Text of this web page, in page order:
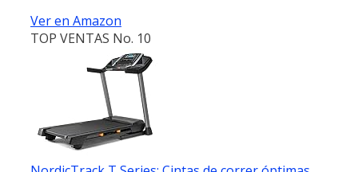
Ver en Amazon
TOP VENTAS No. 10